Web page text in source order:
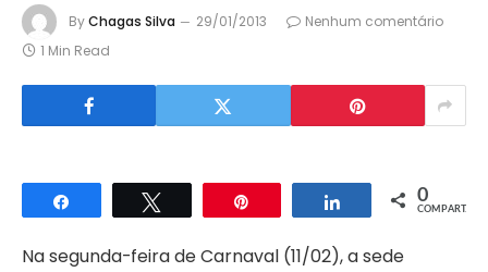
ByChagas Silva 29/01/2013
Nenhum comentário
1 Min Read
Compartilhar Compartilhar
0
COMPART.
Na segunda-feira de Carnaval (11/02), a sede